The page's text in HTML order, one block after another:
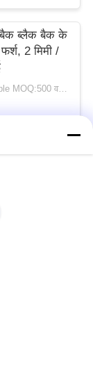
बैक ब्लैक बैक के
2 मिमी /
Price negotiable MOQ:500 वर्ग मीटर